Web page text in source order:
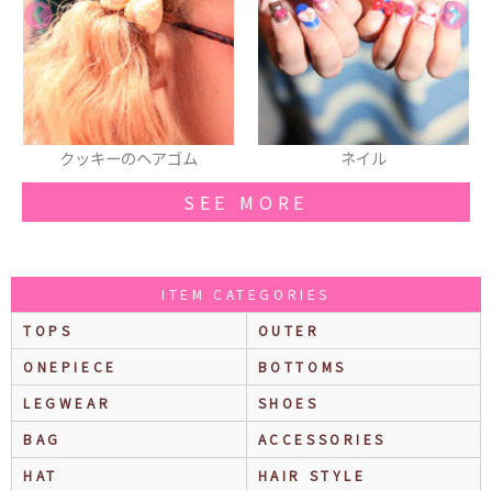
ネイル リュック
SEE MORE
ITEM CATEGORIES
TOPS
OUTER
ONEPIECE
BOTTOMS
LEGWEAR
SHOES
BAG
ACCESSORIES
HAT
HAIR STYLE